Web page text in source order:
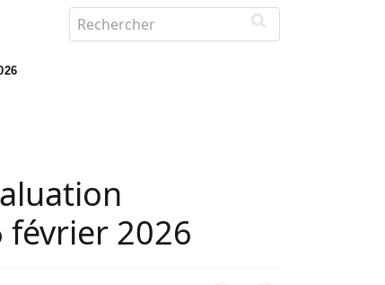
février 2026